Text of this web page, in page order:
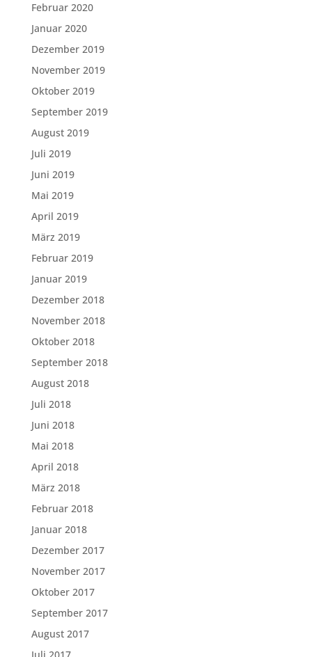
Februar 2020
Januar 2020
Dezember 2019
November 2019
Oktober 2019
September 2019
August 2019
Juli 2019
Juni 2019
Mai 2019
April 2019
März 2019
Februar 2019
Januar 2019
Dezember 2018
November 2018
Oktober 2018
September 2018
August 2018
Juli 2018
Juni 2018
Mai 2018
April 2018
März 2018
Februar 2018
Januar 2018
Dezember 2017
November 2017
Oktober 2017
September 2017
August 2017